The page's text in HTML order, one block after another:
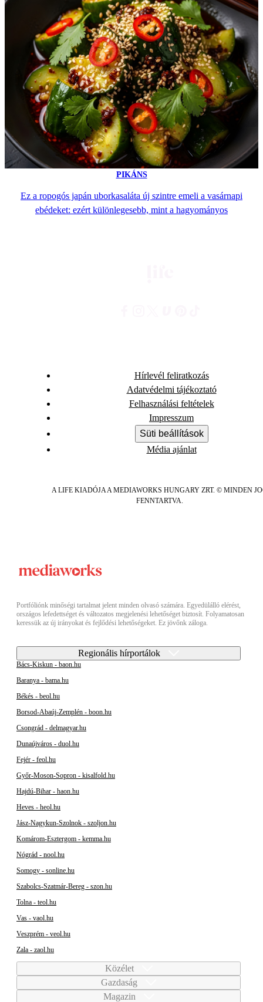
PIKÁNS
Ez a ropogós japán uborkasaláta új szintre emeli a vasárnapi
ebédeket: ezért különlegesebb, mint a hagyományos
Hírlevél feliratkozás
Adatvédelmi tájékoztató
Felhasználási feltételek
Impresszum
Süti beállítások
Média ajánlat
A LIFE KIADÓJA A MEDIAWORKS HUNGARY ZRT. © MINDEN
FENNTARTVA.
Portfóliónk minőségi tartalmat jelent minden olvasó számára. Egyedülálló elérést,
országos lefedettséget és változatos megjelenési lehetőséget biztosít. Folyamatosan
keressük az új irányokat és fejlődési lehetőségeket. Ez jövőnk záloga.
Regionális hírportálok
Bács-Kiskun - baon.hu
Baranya - bama.hu
Békés - beol.hu
Borsod-Abaúj-Zemplén - boon.hu
Csongrád - delmagyar.hu
Dunaújváros - duol.hu
Fejér - feol.hu
Győr-Moson-Sopron - kisalfold.hu
Hajdú-Bihar - haon.hu
Heves - heol.hu
Jász-Nagykun-Szolnok - szoljon.hu
Komárom-Esztergom - kemma.hu
Nógrád - nool.hu
Somogy - sonline.hu
Szabolcs-Szatmár-Bereg - szon.hu
Tolna - teol.hu
Vas - vaol.hu
Veszprém - veol.hu
Zala - zaol.hu
Közélet
Gazdaság
Magazin